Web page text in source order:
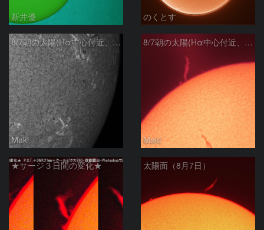
新井優 のくとす
8/7朝の太陽(Hα中心付近、4498、4502付近)
Maki
8/7朝の太陽(Hα中心付近、プロミネンス)
Maki
★サージ３日間の変化★ 太陽面（8月7日）